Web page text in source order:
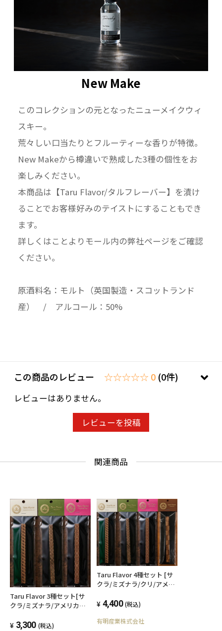
New Make
このコレクションの元となったニューメイクウィ
スキー。
荒々しい口当たりとフルーティーな香りが特徴。
New Makeから樽違いで熟成した3種の個性をお
楽しみください。
本商品は【Taru Flavor/タルフレーバー】を漬け
ることでお客様好みのテイストにすることもでき
ます。
詳しくはことよりモール内の弊社ページをご確認
ください。
原酒料名：モルト（英国製造・スコットランド
産） / アルコール：50%
この商品のレビュー ☆☆☆☆☆ 0 (0件)
レビューはありません。
レビューを投稿
関連商品
Taru Flavor 3種セット[サ
クラ/ミズナラ/アメリカン
3,300 (税込)
Taru Flavor 4種セット [サ
クラ/ミズナラ/クリ/アメリ
4,400 (税込)
有明産業株式会社